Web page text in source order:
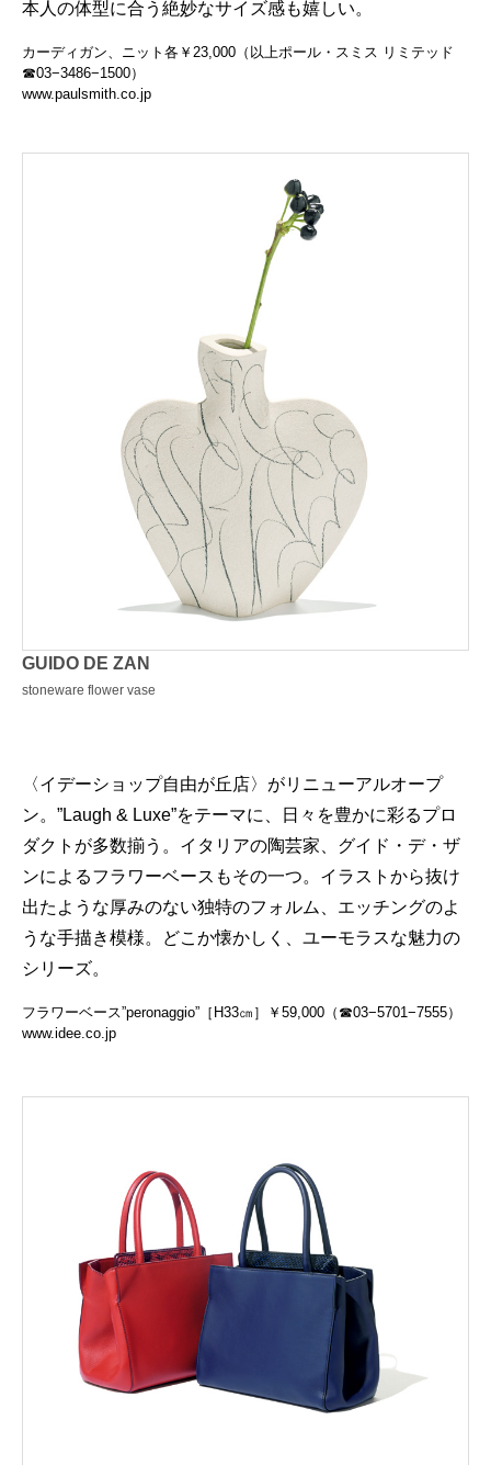
本人の体型に合う絶妙なサイズ感も嬉しい。
カーディガン、ニット各￥23,000（以上ポール・スミス リミテッド
☎03−3486−1500）
www.paulsmith.co.jp
GUIDO DE ZAN
stoneware flower vase
〈イデーショップ自由が丘店〉がリニューアルオープ
ン。”Laugh & Luxe”をテーマに、日々を豊かに彩るプロ
ダクトが多数揃う。イタリアの陶芸家、グイド・デ・ザ
ンによるフラワーベースもその一つ。イラストから抜け
出たような厚みのない独特のフォルム、エッチングのよ
うな手描き模様。どこか懐かしく、ユーモラスな魅力の
シリーズ。
フラワーベース”peronaggio”［H33㎝］￥59,000（☎03−5701−7555）
www.idee.co.jp